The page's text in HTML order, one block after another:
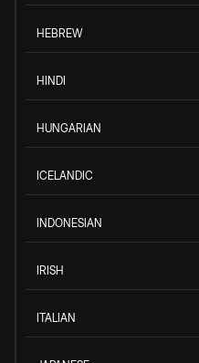
HEBREW
HINDI
HUNGARIAN
ICELANDIC
INDONESIAN
IRISH
ITALIAN